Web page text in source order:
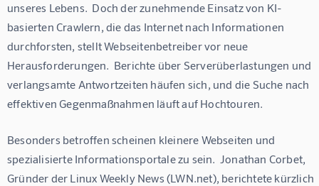
unseres Lebens.  Doch der zunehmende Einsatz von KI-
basierten Crawlern, die das Internet nach Informationen
durchforsten, stellt Webseitenbetreiber vor neue
Herausforderungen.  Berichte über Serverüberlastungen und
verlangsamte Antwortzeiten häufen sich, und die Suche nach
effektiven Gegenmaßnahmen läuft auf Hochtouren.
Besonders betroffen scheinen kleinere Webseiten und
spezialisierte Informationsportale zu sein.  Jonathan Corbet,
Gründer der Linux Weekly News (LWN.net), berichtete kürzlich